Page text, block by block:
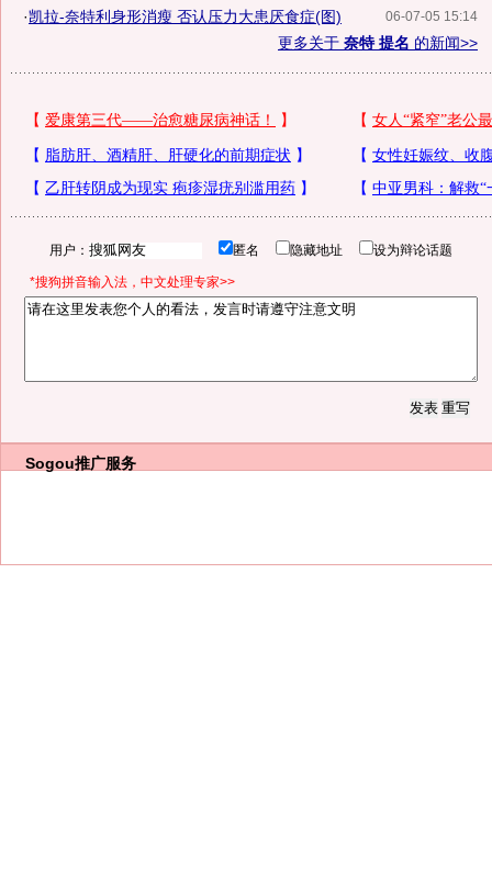
06-07-05 15:14
·凯拉-奈特利身形消瘦 否认压力大患厌食症(图)
更多关于 奈特 提名 的新闻>>
用户： 匿名 隐藏地址 设为辩论话题
*搜狗拼音输入法，中文处理专家>>
Sogou推广服务